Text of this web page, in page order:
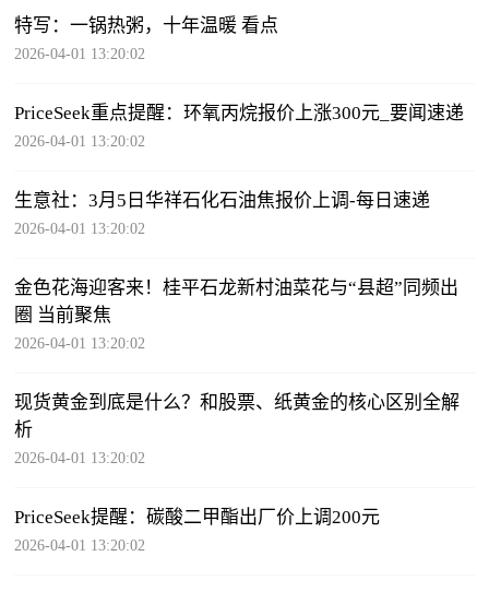
特写：一锅热粥，十年温暖 看点
2026-04-01 13:20:02
PriceSeek重点提醒：环氧丙烷报价上涨300元_要闻速递
2026-04-01 13:20:02
生意社：3月5日华祥石化石油焦报价上调-每日速递
2026-04-01 13:20:02
金色花海迎客来！桂平石龙新村油菜花与“县超”同频出
圈 当前聚焦
2026-04-01 13:20:02
现货黄金到底是什么？和股票、纸黄金的核心区别全解
析
2026-04-01 13:20:02
PriceSeek提醒：碳酸二甲酯出厂价上调200元
2026-04-01 13:20:02